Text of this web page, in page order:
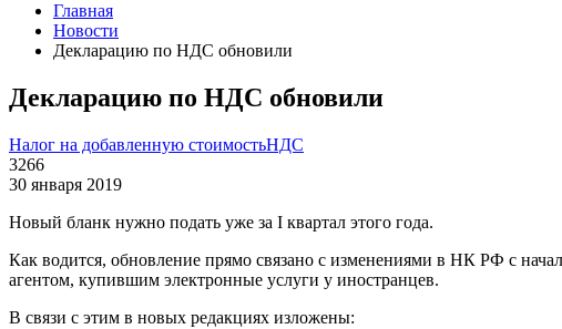
Главная
Новости
Декларацию по НДС обновили
Декларацию по НДС обновили
Налог на добавленную стоимостьНДС
3266
30 января 2019
Новый бланк нужно подать уже за I квартал этого года.
Как водится, обновление прямо связано с изменениями в НК РФ с
агентом, купившим электронные услуги у иностранцев.
В связи с этим в новых редакциях изложены: